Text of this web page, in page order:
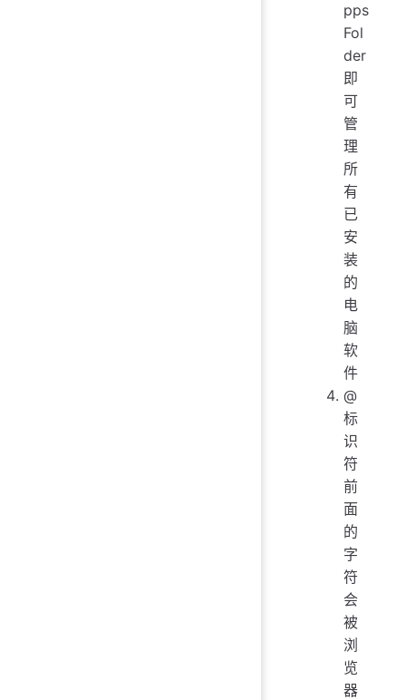
pps
Fol
der
即
可
管
理
所
有
已
安
装
的
电
脑
软
件
@
标
识
符
前
面
的
字
符
会
被
浏
览
器